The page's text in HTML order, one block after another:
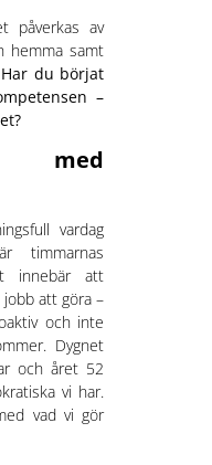
påverkas av
hemma samt
Har du börjat
–
med
vardag
timmarnas
innebär att
att göra –
och inte
Dygnet
och året 52
vi har.
vad vi gör